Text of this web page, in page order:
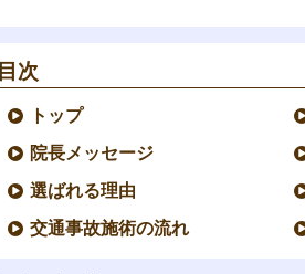
目次
トップ
院長メッセージ
選ばれる理由
交通事故施術の流れ